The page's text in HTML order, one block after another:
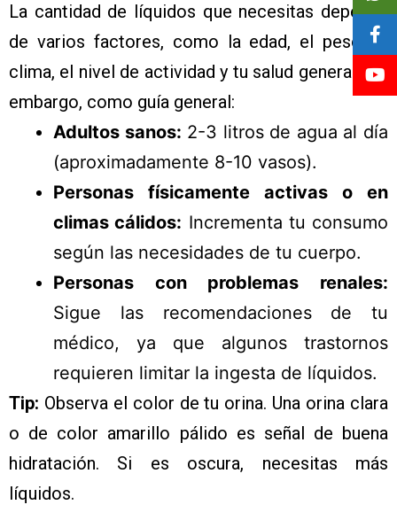
La cantidad de líquidos que necesitas depende
de varios factores, como la edad, el peso, el
clima, el nivel de actividad y tu salud general. Sin
embargo, como guía general:
Adultos sanos: 2-3 litros de agua al día
(aproximadamente 8-10 vasos).
Personas físicamente activas o en
climas cálidos: Incrementa tu consumo
según las necesidades de tu cuerpo.
Personas con problemas renales:
Sigue las recomendaciones de tu
médico, ya que algunos trastornos
requieren limitar la ingesta de líquidos.
Tip: Observa el color de tu orina. Una orina clara
o de color amarillo pálido es señal de buena
hidratación. Si es oscura, necesitas más
líquidos.